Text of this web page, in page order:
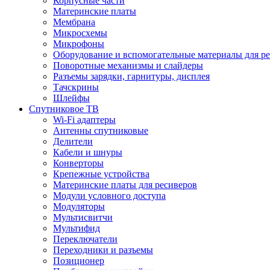
Материнские платы
Мембрана
Микросхемы
Микрофоны
Оборудование и вспомогательные материалы для
Поворотные механизмы и слайдеры
Разъемы зарядки, гарнитуры, дисплея
Тачскрины
Шлейфы
Спутниковое ТВ
Wi-Fi адаптеры
Антенны спутниковые
Делители
Кабели и шнуры
Конверторы
Крепежные устройства
Материнские платы для ресиверов
Модули условного доступа
Модуляторы
Мультисвитчи
Мультифид
Переключатели
Переходники и разъемы
Позиционер